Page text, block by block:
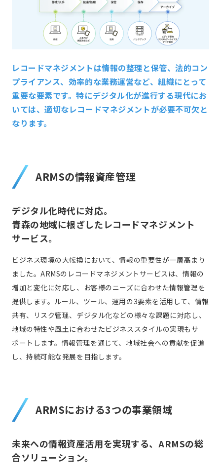
レコードマネジメントは情報の整理と保管、法的コン
プライアンス、効率的な業務運営など、組織にとって
重要な要素です。特にデジタル化が進行する現代にお
いては、適切なレコードマネジメントが必要不可欠と
なります。
ARMSの情報資産管理
デジタル化時代に対応。
青森の地域に根ざしたレコードマネジメント
サービス。
ビジネス環境の大転換において、情報の重要性が一層高まり
ました。ARMSのレコードマネジメントサービスは、情報の
増加と変化に対応し、お客様のニーズに合わせた情報管理を
提供します。ルール、ツール、運用の3要素を活用して、情報
共有、リスク管理、デジタル化などの様々な課題に対応し、
地域の特性や風土に合わせたビジネススタイルの実現もサ
ポートします。情報管理を通じて、地域社会への貢献を促進
し、持続可能な発展を目指します。
ARMSにおける3つの事業領域
未来への情報資産活用を実現する、ARMSの総
合ソリューション。